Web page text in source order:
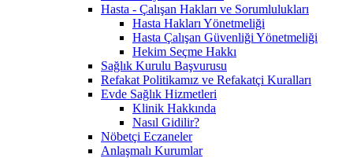
Hasta - Çalışan Hakları ve Sorumlulukları
Hasta Hakları Yönetmeliği
Hasta Çalışan Güvenliği Yönetmeliği
Hekim Seçme Hakkı
Sağlık Kurulu Başvurusu
Refakat Politikamız ve Refakatçi Kuralları
Evde Sağlık Hizmetleri
Klinik Hakkında
Nasıl Gidilir?
Nöbetçi Eczaneler
Anlaşmalı Kurumlar